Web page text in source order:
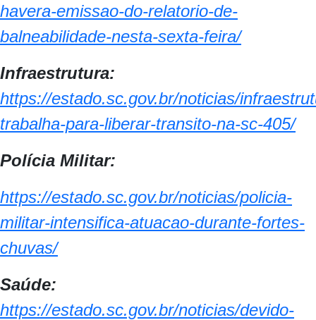
havera-emissao-do-relatorio-de-
balneabilidade-nesta-sexta-feira/
Infraestrutura:
https://estado.sc.gov.br/noticias/
trabalha-para-liberar-transito-na-sc-405/
Polícia Militar:
https://estado.sc.gov.br/noticias/policia-
militar-intensifica-atuacao-durante-fortes-
chuvas/
Saúde:
https://estado.sc.gov.br/noticias/devido-